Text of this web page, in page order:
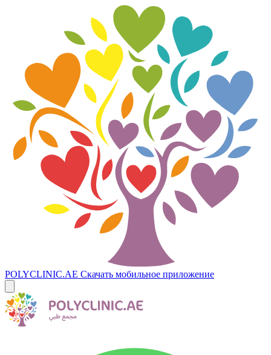
POLYCLINIC.AE Скачать мобильное приложение